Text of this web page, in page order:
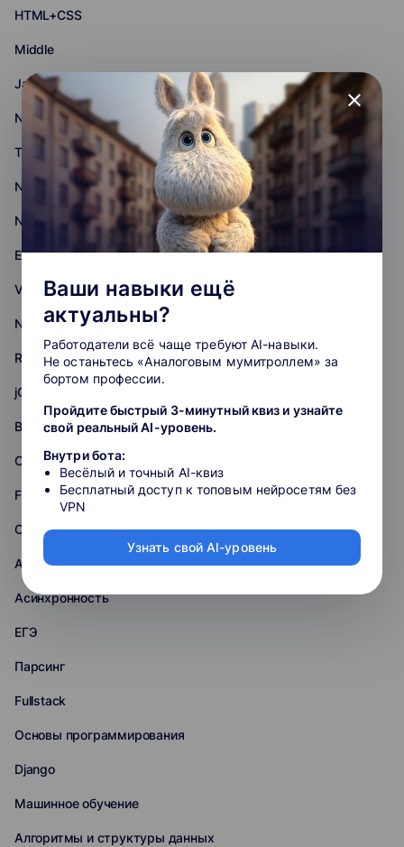
HTML+CSS
Middle
JavaScript
Node.js
Three.js
Nest.js
Next.js
Express.js
Vue.js
Nuxt
React.js
jQuery
Backend
Oracle
Flask
ООП
Аналитика данных
Асинхронность
ЕГЭ
Парсинг
Fullstack
Основы программирования
Django
Машинное обучение
Алгоритмы и структуры данных
close
Ваши навыки ещё
актуальны?
Работодатели всё чаще требуют AI-навыки.
Не останьтесь «Аналоговым мумитроллем» за
бортом профессии.
Пройдите быстрый 3-минутный квиз и узнайте
свой реальный AI-уровень.
Внутри бота:
Весёлый и точный AI-квиз
Бесплатный доступ к топовым нейросетям без
VPN
Узнать свой AI-уровень